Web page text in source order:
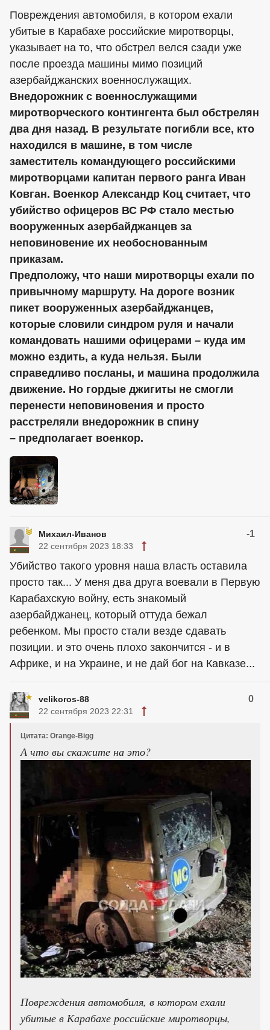
Повреждения автомобиля, в котором ехали
убитые в Карабахе российские миротворцы,
указывает на то, что обстрел велся сзади уже
после проезда машины мимо позиций
азербайджанских военнослужащих.
Внедорожник с военнослужащими
миротворческого контингента был обстрелян
два дня назад. В результате погибли все, кто
находился в машине, в том числе
заместитель командующего российскими
миротворцами капитан первого ранга Иван
Ковган. Военкор Александр Коц считает, что
убийство офицеров ВС РФ стало местью
вооруженных азербайджанцев за
неповиновение их необоснованным
приказам.
Предположу, что наши миротворцы ехали по
привычному маршруту. На дороге возник
пикет вооруженных азербайджанцев,
которые словили синдром руля и начали
командовать нашими офицерами – куда им
можно ездить, а куда нельзя. Были
справедливо посланы, и машина продолжила
движение. Но гордые джигиты не смогли
перенести неповиновения и просто
расстреляли внедорожник в спину
– предполагает военкор.
Михаил-Иванов -1
22 сентября 2023 18:33
Убийство такого уровня наша власть оставила
просто так... У меня два друга воевали в Первую
Карабахскую войну, есть знакомый
азербайджанец, который оттуда бежал
ребенком. Мы просто стали везде сдавать
позиции. и это очень плохо закончится - и в
Африке, и на Украине, и не дай бог на Кавказе...
velikoros-88 0
22 сентября 2023 22:31
Цитата: Orange-Bigg
А что вы скажите на это?
Повреждения автомобиля, в котором ехали
убитые в Карабахе российские миротворцы,